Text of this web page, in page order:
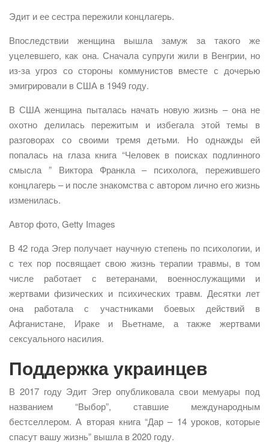
Эдит и ее сестра пережили концлагерь.
Впоследствии женщина вышла замуж за такого же
уцелевшего, как она. Сначала супруги жили в Венгрии, но
из-за угроз со стороны коммунистов вместе с дочерью
эмигрировали в США в 1949 году.
В США женщина пыталась начать новую жизнь – она не
охотно делилась пережитым и избегала этой темы в
разговорах со своими тремя детьми. Но однажды ей
попалась на глаза книга “Человек в поисках подлинного
смысла ” Виктора Франкла – психолога, пережившего
концлагерь – и после знакомства с автором лично его жизнь
изменилась.
Автор фото, Getty Images
В 42 года Эгер получает научную степень по психологии, и
с тех пор посвящает свою жизнь терапии травмы, в том
числе работает с ветеранами, военнослужащими и
жертвами физических и психических травм. Десятки лет
она работала с участниками боевых действий в
Афганистане, Ираке и Вьетнаме, а также жертвами
сексуального насилия.
Поддержка украинцев
В 2017 году Эдит Эгер опубликовала свои мемуары под
названием “Выбор”, ставшие международным
бестселлером. А вторая книга “Дар – 14 уроков, которые
спасут вашу жизнь” вышла в 2020 году.